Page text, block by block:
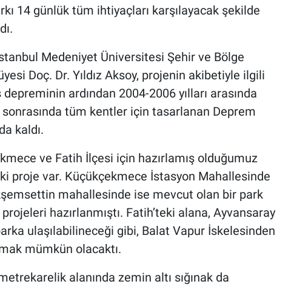
14 günlük tüm ihtiyaçları karşılayacak şekilde
Medeniyet Üniversitesi Şehir ve Bölge
Doç. Dr. Yıldız Aksoy, projenin akibetiyle ilgili
ardından 2004-2006 yılları arasında
tüm kentler için tasarlanan Deprem
kaldı.
ve Fatih İlçesi için hazırlamış olduğumuz
proje var. Küçükçekmece İstasyon Mahallesinde
mahallesinde ise mevcut olan bir park
hazırlanmıştı. Fatih’teki alana, Ayvansaray
ulaşılabilineceği gibi, Balat Vapur İskelesinden
mümkün olacaktı.
alanında zemin altı sığınak da